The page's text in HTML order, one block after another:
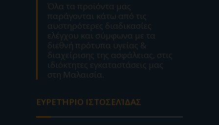
Όλα τα προϊόντα μας
παράγονται κάτω από τις
αυστηρότερες διαδικασίες
ελέγχου και σύμφωνα με τα
διεθνή πρότυπα υγείας &
διαχείρισης της ασφάλειας, στις
ιδιόκτητες εγκαταστάσεις μας
στη Μαλαισία.
ΕΥΡΕΤΉΡΙΟ ΙΣΤΟΣΕΛΊΔΑΣ